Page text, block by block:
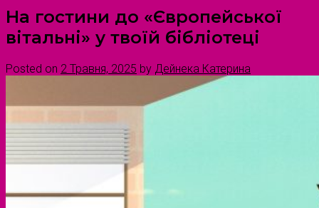
На гостини до «Європейської
вітальні» у твоїй бібліотеці
Posted on 2 Травня, 2025 by Дейнека Катерина